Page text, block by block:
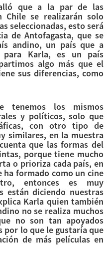
que a la par de las
Chile se realizarán solo
seleccionadas, esto será
de Antofagasta, que se
andino, un país que a
para Karla, es un país
algo más que el
sus diferencias, como
tenemos los mismos
y políticos, solo que
con otro tipo de
similares, en la muestra
que las formas del
porque tiene mucho
o prioriza cada país, en
ha formado como un cine
entonces es muy
están diciendo nuestras
Karla quien también
no se realiza muchos
no son tan apoyados
por lo que le gustaría que
de más películas en